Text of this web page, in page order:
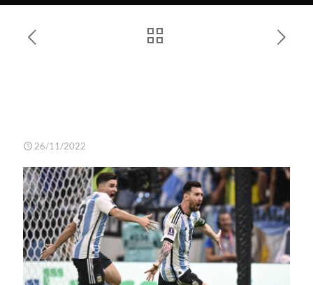
26/11/2022